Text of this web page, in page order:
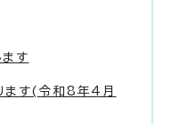
す
ます(令和8年4月